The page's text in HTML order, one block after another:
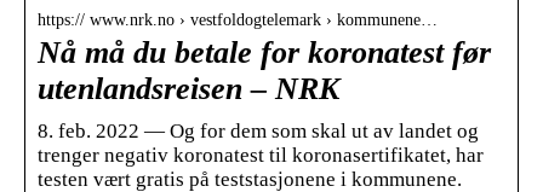
https:// www.nrk.no › vestfoldogtelemark › kommunene…
Nå må du betale for koronatest før
utenlandsreisen – NRK
8. feb. 2022 — Og for dem som skal ut av landet og
trenger negativ koronatest til koronasertifikatet, har
testen vært gratis på teststasjonene i kommunene.